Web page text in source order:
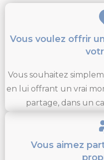
Vous voulez offrir
Vous souhaitez
en lui offrant un vrai
partage, dans un
Vous aimez